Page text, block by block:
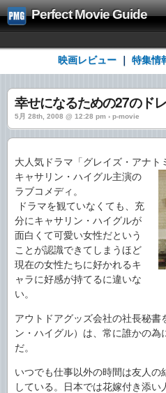
Perfect Movie Guide
映画レビュー 特集情
幸せになるための27のド
5月 28th, 2008 @ 12:28 pm › p-movie
大人気ドラマ「グレイズ・アナト
キャサリン・ハイグル主演の
ラブコメディ。
ドラマを観ていなくても、充
分にキャサリン・ハイグルが
面白くて可愛い女性だという
ことが認識できてしまうほど
現在の女性たちに好かれるキ
ャラに好感が持てるに違いな
い。
アウトドアグッズ会社の社長秘書
ン・ハイグル）は、常に誰かの為
だ。
いつでも仕事以外の時間は友人
している。日本では花嫁付き添